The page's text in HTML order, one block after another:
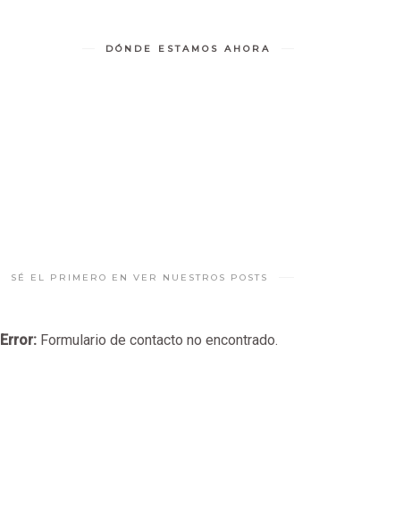
DÓNDE ESTAMOS AHORA
SÉ EL PRIMERO EN VER NUESTROS POSTS
Error: Formulario de contacto no encontrado.